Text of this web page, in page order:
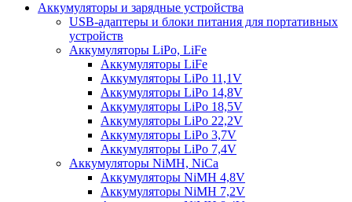
Аккумуляторы и зарядные устройства
USB-адаптеры и блоки питания для портативных
устройств
Аккумуляторы LiPo, LiFe
Аккумуляторы LiFe
Аккумуляторы LiPo 11,1V
Аккумуляторы LiPo 14,8V
Аккумуляторы LiPo 18,5V
Аккумуляторы LiPo 22,2V
Аккумуляторы LiPo 3,7V
Аккумуляторы LiPo 7,4V
Аккумуляторы NiMH, NiCa
Аккумуляторы NiMH 4,8V
Аккумуляторы NiMH 7,2V